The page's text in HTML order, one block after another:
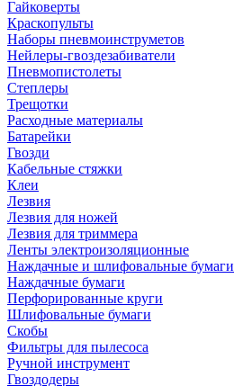
Гайковерты
Краскопульты
Наборы пневмоинструметов
Нейлеры-гвоздезабиватели
Пневмопистолеты
Степлеры
Трещотки
Расходные материалы
Батарейки
Гвозди
Кабельные стяжки
Клеи
Лезвия
Лезвия для ножей
Лезвия для триммера
Ленты электроизоляционные
Наждачные и шлифовальные бумаги
Наждачные бумаги
Перфорированные круги
Шлифовальные бумаги
Скобы
Фильтры для пылесоса
Ручной инструмент
Гвоздодеры